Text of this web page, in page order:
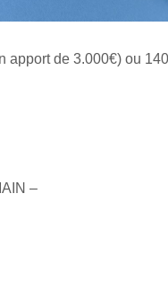
apport de 3.000€) ou
–